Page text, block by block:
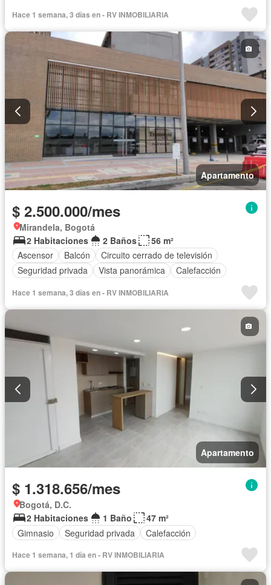
Hace 1 semana, 3 días en - RV INMOBILIARIA
Apartamento
$ 2.500.000/mes
Mirandela, Bogotá
2 Habitaciones
2 Baños
56 m²
Ascensor
Balcón
Circuito cerrado de televisión
Seguridad privada
Vista panorámica Calefacción
Hace 1 semana, 3 días en - RV INMOBILIARIA
Apartamento
$ 1.318.656/mes
Bogotá, D.C.
2 Habitaciones
1 Baño
47 m²
Gimnasio
Seguridad privada Calefacción
Hace 1 semana, 1 día en - RV INMOBILIARIA